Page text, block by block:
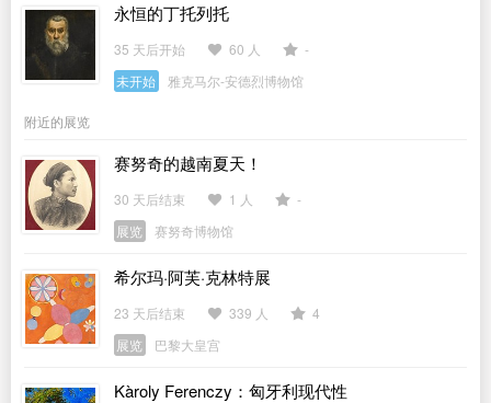
永恒的丁托列托
35 天后开始 60 人
-
未开始
雅克马尔-安德烈博物馆
附近的展览
赛努奇的越南夏天！
30 天后结束 1 人
-
展览
赛努奇博物馆
希尔玛·阿芙·克林特展
23 天后结束 339 人
4
展览
巴黎大皇宫
Kàroly Ferenczy：匈牙利现代性